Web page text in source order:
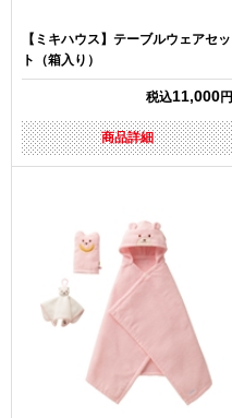
【ミキハウス】テーブルウェアセッ
ト（箱入り）
税込11,000円
商品詳細